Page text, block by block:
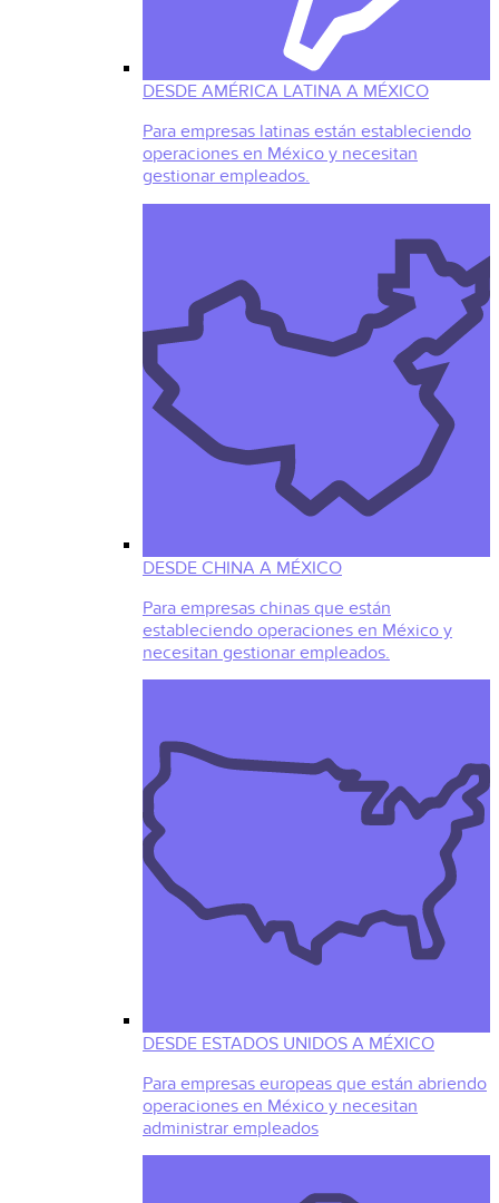
DESDE AMÉRICA LATINA A MÉXICO
Para empresas latinas están estableciendo
operaciones en México y necesitan
gestionar empleados.
DESDE CHINA A MÉXICO
Para empresas chinas que están
estableciendo operaciones en México y
necesitan gestionar empleados.
DESDE ESTADOS UNIDOS A MÉXICO
Para empresas europeas que están abriendo
operaciones en México y necesitan
administrar empleados